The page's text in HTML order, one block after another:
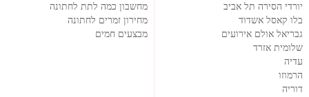
יורדי הסירה תל אביב
בלו קאסל אשדוד
גבריאל אולם אירועים
שלומית אזרד
עדיה
הרמוזו
דוריה
מחשבון כמה לתת לחתונה
מחירון זמרים לחתונה
מבצעים חמים